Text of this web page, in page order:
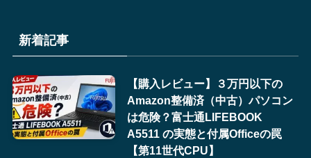
新着記事
【購入レビュー】３万円以下の
Amazon整備済（中古）パソコン
は危険？富士通LIFEBOOK
A5511 の実態と付属Officeの罠
【第11世代CPU】